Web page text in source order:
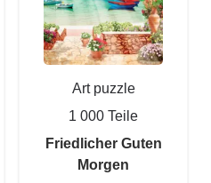
Art puzzle
1 000 Teile
Friedlicher Guten
Morgen